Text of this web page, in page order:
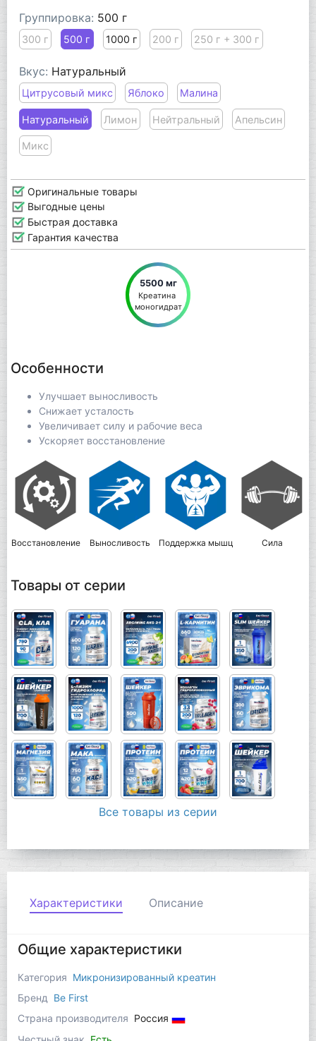
Группировка: 500 г
300 г 500 г 1000 г 200 г 250 г + 300 г
Вкус: Натуральный
Цитрусовый микс Яблоко Малина
Натуральный Лимон Нейтральный Апельсин
Микс
Оригинальные товары
Выгодные цены
Быстрая доставка
Гарантия качества
5500 мг
Креатина
моногидрат
Особенности
Улучшает выносливость
Снижает усталость
Увеличивает силу и рабочие веса
Ускоряет восстановление
Восстановление Выносливость Поддержка мышц Сила
Товары от серии
Все товары из серии
Характеристики Описание
Общие характеристики
Категория Микронизированный креатин
Бренд
Be First
Страна производителя Россия